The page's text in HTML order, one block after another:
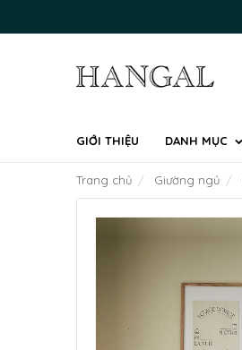
GIỚI THIỆU DANH MỤC
Trang chủ Giường ngủ